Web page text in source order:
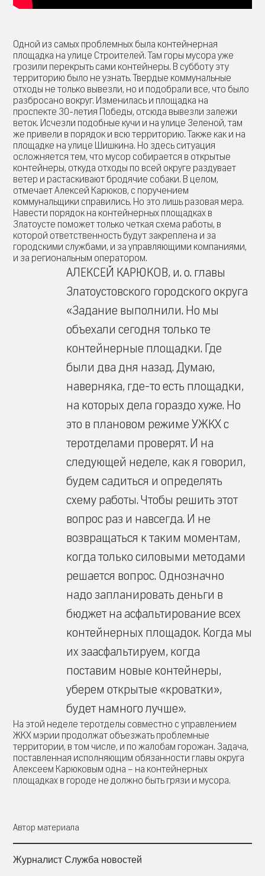
Одной из самых проблемных была контейнерная
площадка на улице Строителей. Там горы мусора уже
грозили перекрыть сами контейнеры. В субботу эту
территорию было не узнать. Твердые коммунальные
отходы не только вывезли, но и подобрали все, что было
разбросано вокруг. Изменилась и площадка на
проспекте 30-летия Победы, отсюда вывезли залежи
веток. Исчезли подобные кучи и на улице Зеленой, там
же привели в порядок и всю территорию. Также как и на
площадке на улице Шишкина. Но здесь ситуация
осложняется тем, что мусор собирается в открытые
контейнеры, откуда отходы по всей округе раздувает
ветер и растаскивают бродячие собаки. В целом,
отмечает Алексей Карюков, с поручением
коммунальщики справились. Но это лишь разовая мера.
Навести порядок на контейнерных площадках в
Златоусте поможет только четкая схема работы, в
которой ответственность будут закреплена и за
городскими службами, и за управляющими компаниями,
и за региональным оператором.
АЛЕКСЕЙ КАРЮКОВ, и. о. главы
Златоустовского городского округа
«Задание выполнили. Но мы
объехали сегодня только те
контейнерные площадки. Где
были два дня назад. Думаю,
наверняка, где-то есть площадки,
на которых дела гораздо хуже. Но
это в плановом режиме УЖКХ с
теротделами проверят. И на
следующей неделе, как я говорил,
будем садиться и определять
схему работы. Чтобы решить этот
вопрос раз и навсегда. И не
возвращаться к таким моментам,
когда только силовыми методами
решается вопрос. Однозначно
надо запланировать деньги в
бюджет на асфальтирование всех
контейнерных площадок. Когда мы
их заасфальтируем, когда
поставим новые контейнеры,
уберем открытые «кроватки»,
будет намного лучше».
На этой неделе теротделы совместно с управлением
ЖКХ мэрии продолжат объезжать проблемные
территории, в том числе, и по жалобам горожан. Задача,
поставленная исполняющим обязанности главы округа
Алексеем Карюковым одна – на контейнерных
площадках в городе не должно быть грязи и мусора.
Автор материала
Журналист Служба новостей